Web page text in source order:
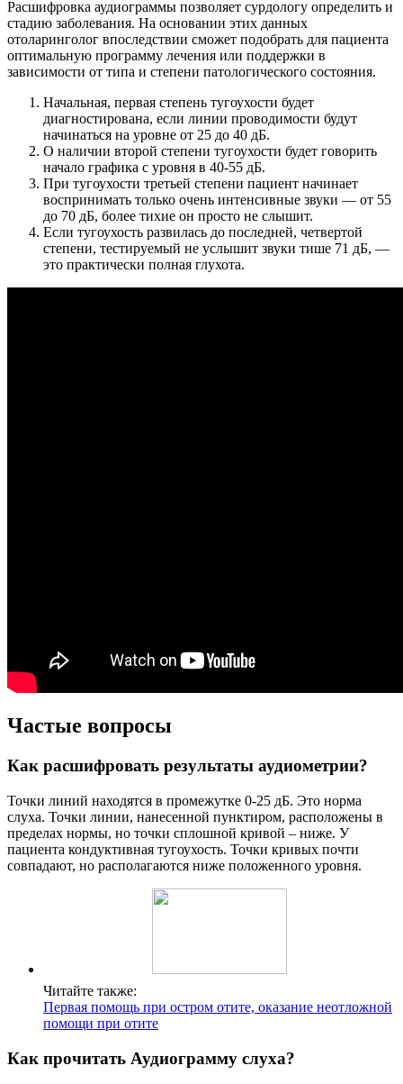
Расшифровка аудиограммы позволяет сурдологу определить и
стадию заболевания. На основании этих данных
отоларинголог впоследствии сможет подобрать для пациента
оптимальную программу лечения или поддержки в
зависимости от типа и степени патологического состояния.
Начальная, первая степень тугоухости будет
диагностирована, если линии проводимости будут
начинаться на уровне от 25 до 40 дБ.
О наличии второй степени тугоухости будет говорить
начало графика с уровня в 40-55 дБ.
При тугоухости третьей степени пациент начинает
воспринимать только очень интенсивные звуки — от 55
до 70 дБ, более тихие он просто не слышит.
Если тугоухость развилась до последней, четвертой
степени, тестируемый не услышит звуки тише 71 дБ, —
это практически полная глухота.
Частые вопросы
Как расшифровать результаты аудиометрии?
Точки линий находятся в промежутке 0-25 дБ. Это норма
слуха. Точки линии, нанесенной пунктиром, расположены в
пределах нормы, но точки сплошной кривой – ниже. У
пациента кондуктивная тугоухость. Точки кривых почти
совпадают, но располагаются ниже положенного уровня.
Читайте также:
Первая помощь при остром отите, оказание неотложной
помощи при отите
Как прочитать Аудиограмму слуха?